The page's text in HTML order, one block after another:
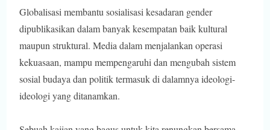
Globalisasi membantu sosialisasi kesadaran gender
dipublikasikan dalam banyak kesempatan baik kultural
maupun struktural. Media dalam menjalankan operasi
kekuasaan, mampu mempengaruhi dan mengubah sistem
sosial budaya dan politik termasuk di dalamnya ideologi-
ideologi yang ditanamkan.